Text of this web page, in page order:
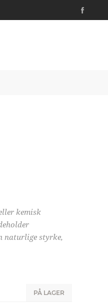
kemisk
naturlige styrke,
PÅ LAGER